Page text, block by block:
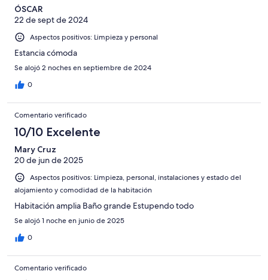
ÓSCAR
22 de sept de 2024
Aspectos positivos: Limpieza y personal
Estancia cómoda
Se alojó 2 noches en septiembre de 2024
0
Comentario verificado
10/10 Excelente
Mary Cruz
20 de jun de 2025
Aspectos positivos: Limpieza, personal, instalaciones y estado del
alojamiento y comodidad de la habitación
Habitación amplia Baño grande Estupendo todo
Se alojó 1 noche en junio de 2025
0
Comentario verificado